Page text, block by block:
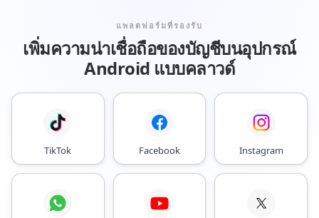
แพลตฟอร์มที่รองรับ
เพิ่มความน่าเชื่อถือของบัญชีบนอุปกรณ์
Android แบบคลาวด์
TikTok Facebook Instagram